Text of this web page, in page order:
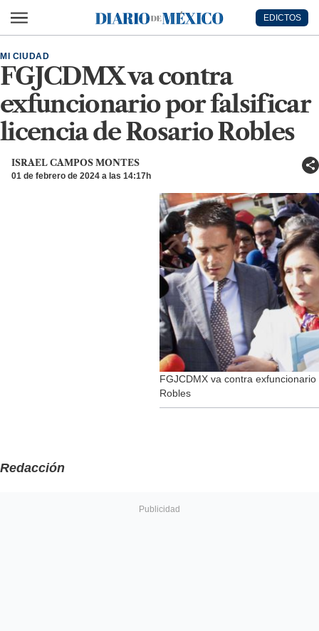
Diario de México
EDICTOS
FGJCDMX va contra
exfuncionario por falsificar
licencia de Rosario Robles
MI CIUDAD
ISRAEL CAMPOS MONTES
01 de febrero de 2024 a las 14:17h
FGJCDMX va contra
Robles
Redacción